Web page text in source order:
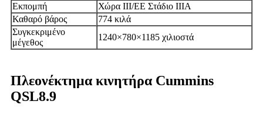
Εκπομπή
Χώρα III/ΕΕ Στάδιο IIIA
Καθαρό βάρος
774 κιλά
Συγκεκριμένο
μέγεθος
1240×780×1185 χιλιοστά
Πλεονέκτημα κινητήρα Cummins
QSL8.9